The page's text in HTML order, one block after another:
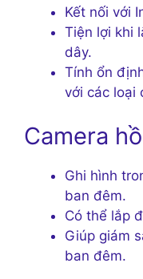
Kết nối với
Tiện lợi khi
dây.
Tính ổn
với các loại
Camera
Ghi hình
ban đêm.
Có thể lắp
Giúp giám
ban đêm.